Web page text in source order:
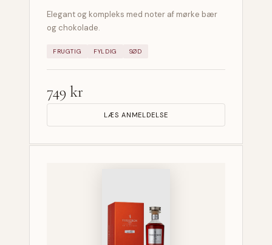
Elegant og kompleks med noter af mørke bær
og chokolade.
FRUGTIG FYLDIG SØD
749 kr
LÆS ANMELDELSE